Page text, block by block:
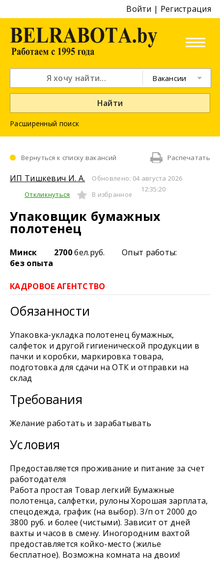
Войти | Регистрация
Вакансии
Найти
Расширенный поиск
Вернуться к списку вакансий Распечатать
ИП Тишкевич И. А.
Обновлено: 04 августа 2026
12:35:20
Откликнуться В избранное
Упаковщик бумажных
полотенец
Минск 2700бел.руб.
Опыт работы:
без опыта
КАДРОВОЕ АГЕНТСТВО
Обязанности
Упаковка-укладка полотенец бумажных,
салфеток и другой гигиенической продукции в
пачки и коробки, маркировка товара,
подготовка для сдачи на ОТК и отправки на
склад
Требования
Желание работать и зарабатывать
Условия
Предоставляется проживание и питание за счет
работодателя
Работа простая Товар легкий! Бумажные
полотенца, салфетки, рулоны Хорошая зарплата,
спецодежда, график (на выбор). З/п от 2000 до
3800 руб. и более (чистыми). Зависит от дней
вахты и часов в смену. Иногородним вахтой
предоставляется койко-место (жилье
бесплатное). Возможна комната на двоих!